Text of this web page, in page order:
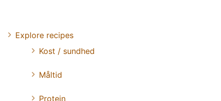
Explore recipes
Kost / sundhed
Måltid
Protein